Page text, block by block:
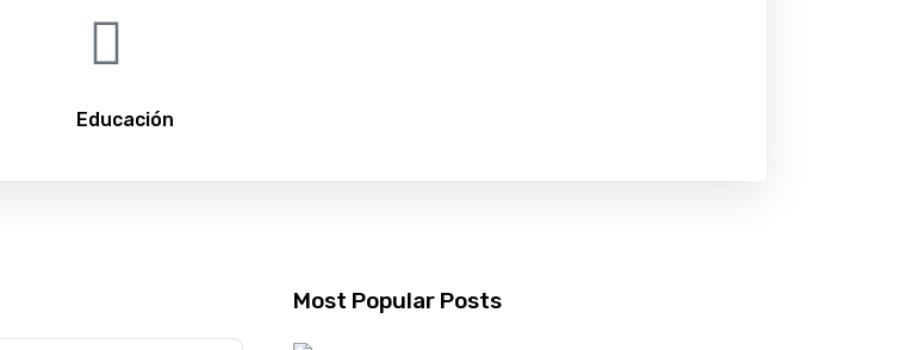
Educación
Most Popular Posts